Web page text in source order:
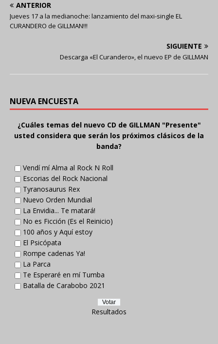
ANTERIOR
Jueves 17 a la medianoche: lanzamiento del maxi-single EL
CURANDERO de GILLMAN!!!
SIGUIENTE
Descarga «El Curandero», el nuevo EP de GILLMAN
NUEVA ENCUESTA
¿Cuáles temas del nuevo CD de GILLMAN "Presente"
usted considera que serán los próximos clásicos de la
banda?
Vendí mí Alma al Rock N Roll
Escorias del Rock Nacional
Tyranosaurus Rex
Nuevo Orden Mundial
La Envidia... Te matará!
No es Ficción (Es el Reinicio)
100 años y Aquí estoy
El Psicópata
Rompe cadenas Ya!
La Parca
Te Esperaré en mí Tumba
Batalla de Carabobo 2021
Resultados